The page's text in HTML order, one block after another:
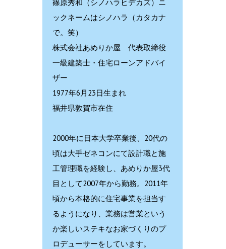
篠原秀和（シノハラヒデカズ）ニ
ックネームはシノハラ（カタカナ
で。笑）
株式会社あめりか屋 代表取締役
一級建築士・住宅ローンアドバイ
ザー
1977年6月23日生まれ
福井県敦賀市在住
2000年に日本大学卒業後、20代の
頃は大手ゼネコンにて設計職と施
工管理職を経験し、あめりか屋3代
目として2007年から勤務。2011年
頃から本格的に住宅事業を担当す
るようになり、業務は営業という
か楽しいステキなお家づくりのプ
ロデューサーをしています。